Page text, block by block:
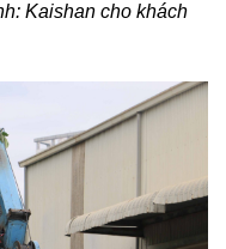
Kaishan cho khách